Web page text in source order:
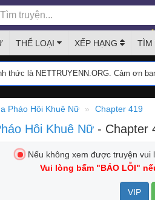
THỂ LOẠI XẾP HẠNG TÌM
thức là NETTRUYENN.ORG. Cảm ơn
Pháo Hôi Khuê Nữ Chapter 419
Hôi Khuê Nữ - Chapter
Nếu không xem được truyện vui
Vui lòng bấm "BÁO LỖI"
VIP